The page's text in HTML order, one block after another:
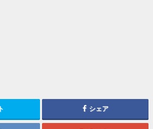
シェア